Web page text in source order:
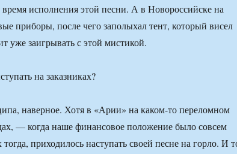
исполнения этой песни. А в Новороссийске на
приборы, после чего заполыхал тент, который висел
уже заигрывать с этой мистикой.
на заказниках?
наверное. Хотя в «Арии» на каком-то переломном
— когда наше финансовое положение было совсем
приходилось наступать своей песне на горло. И